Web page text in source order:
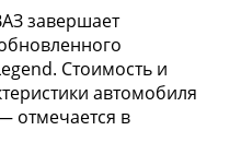
завершает
Стоимость и
автомобиля
отмечается в